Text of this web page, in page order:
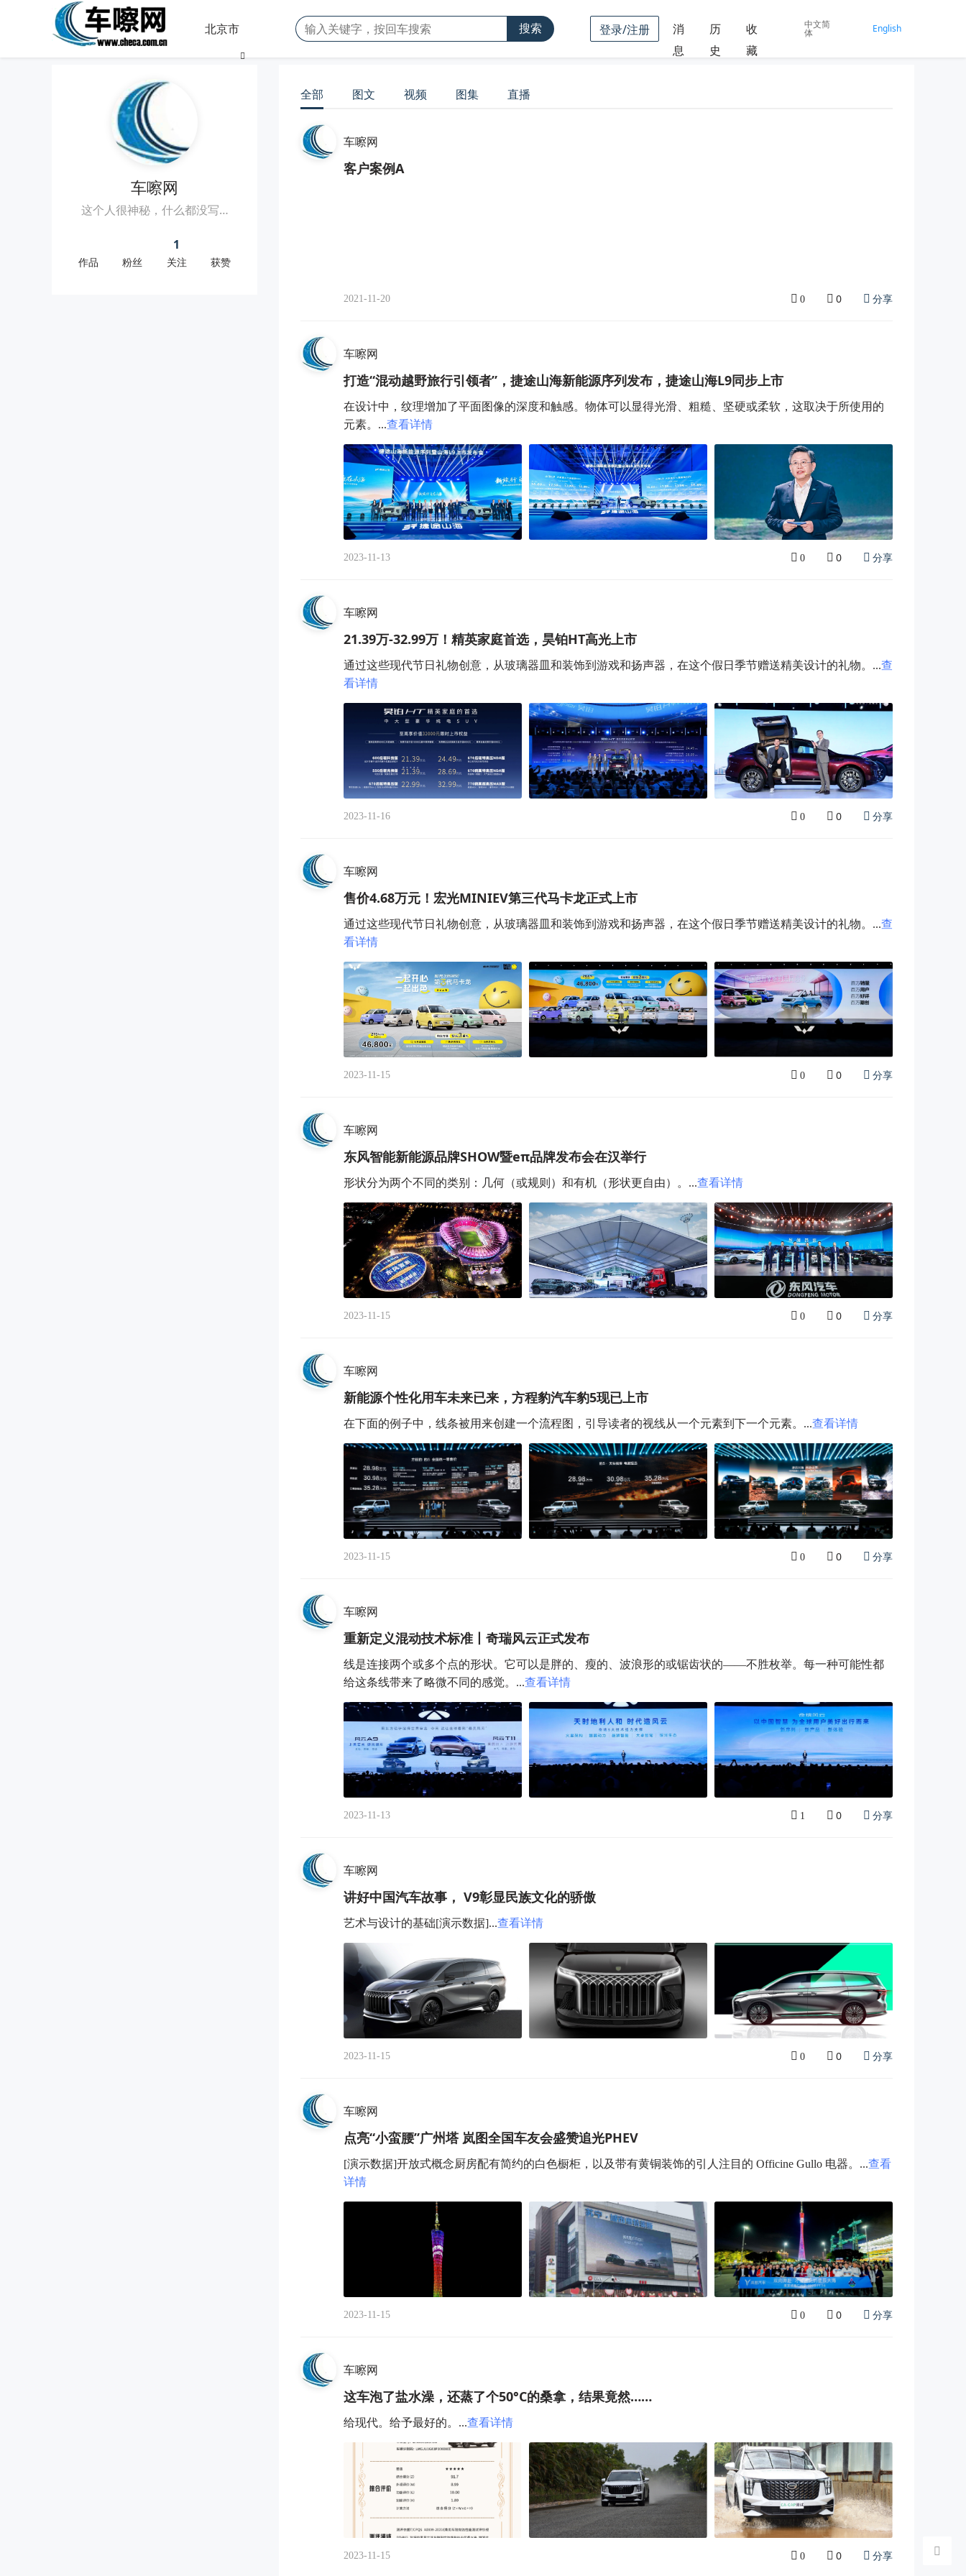
北京市 搜索 登录/注册
消
息
历
史
收
藏
中文简
体 English
车嚓网
这个人很神秘，什么都没写…
作品 粉丝
1
关注 获赞
全部 图文 视频 图集 直播
车嚓网
客户案例A
2021-11-20 0 0 分享
车嚓网
打造“混动越野旅行引领者”，捷途山海新能源序列发布，捷途山海L9同步上市
在设计中，纹理增加了平面图像的深度和触感。物体可以显得光滑、粗糙、坚硬或柔软，这取决于所使用的
元素。...查看详情
2023-11-13 0 0 分享
车嚓网
21.39万-32.99万！精英家庭首选，昊铂HT高光上市
通过这些现代节日礼物创意，从玻璃器皿和装饰到游戏和扬声器，在这个假日季节赠送精美设计的礼物。...查
看详情
2023-11-16 0 0 分享
车嚓网
售价4.68万元！宏光MINIEV第三代马卡龙正式上市
通过这些现代节日礼物创意，从玻璃器皿和装饰到游戏和扬声器，在这个假日季节赠送精美设计的礼物。...查
看详情
2023-11-15 0 0 分享
车嚓网
东风智能新能源品牌SHOW暨eπ品牌发布会在汉举行
形状分为两个不同的类别：几何（或规则）和有机（形状更自由）。...查看详情
2023-11-15 0 0 分享
车嚓网
新能源个性化用车未来已来，方程豹汽车豹5现已上市
在下面的例子中，线条被用来创建一个流程图，引导读者的视线从一个元素到下一个元素。...查看详情
2023-11-15 0 0 分享
车嚓网
重新定义混动技术标准丨奇瑞风云正式发布
线是连接两个或多个点的形状。它可以是胖的、瘦的、波浪形的或锯齿状的——不胜枚举。每一种可能性都
给这条线带来了略微不同的感觉。...查看详情
2023-11-13 1 0 分享
车嚓网
讲好中国汽车故事， V9彰显民族文化的骄傲
艺术与设计的基础[演示数据]...查看详情
2023-11-15 0 0 分享
车嚓网
点亮“小蛮腰”广州塔 岚图全国车友会盛赞追光PHEV
[演示数据]开放式概念厨房配有简约的白色橱柜，以及带有黄铜装饰的引人注目的 Officine Gullo 电器。...查看
详情
2023-11-15 0 0 分享
车嚓网
这车泡了盐水澡，还蒸了个50°C的桑拿，结果竟然……
给现代。给予最好的。...查看详情
2023-11-15 0 0 分享